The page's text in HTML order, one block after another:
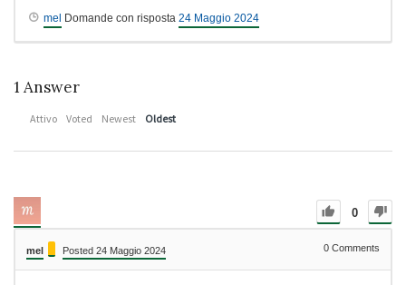
mel Domande con risposta 24 Maggio 2024
1 Answer
Attivo Voted Newest Oldest
0
mel Posted 24 Maggio 2024 0 Comments